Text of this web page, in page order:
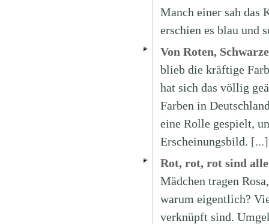
Manch einer sah das
erschien es blau und
Von Roten,
blieb die kräftige
hat sich das völlig
Farben in
eine Rolle gespielt,
Erscheinungsbild.
Rot, rot, rot sind
Mädchen tragen
warum eigentlich?
verknüpft sind.